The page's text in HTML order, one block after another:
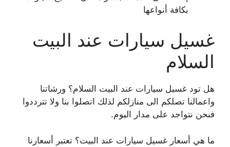
بكافة أنواعها
غسيل سيارات عند البيت
السلام
هل تود غسيل سيارات عند البيت السلام؟ ورشاتنا
واعمالنا تصلكم الى منازلكم لذلك اتصلوا بنا ولا تترددوا
فنحن نتواجد على مدار اليوم.
ما هي أسعار غسيل سيارات عند البيت؟ تعتبر أسعارنا